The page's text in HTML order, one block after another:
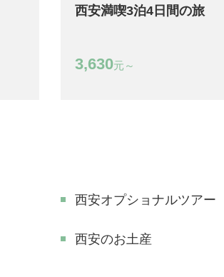
西安満喫3泊4日間の旅
3,630元～
西安オプショナルツアー
西安のお土産